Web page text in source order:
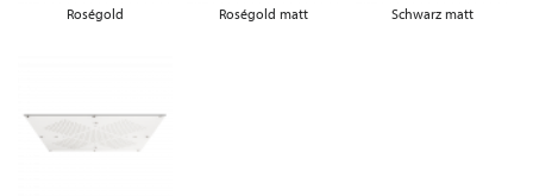
Roségold Roségold matt Schwarz matt